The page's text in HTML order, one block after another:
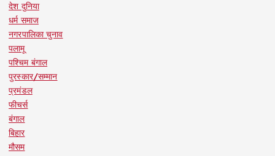
देश दुनिया
धर्म समाज
नगरपालिका चुनाव
पलामू
पश्चिम बंगाल
पुरस्कार/सम्मान
प्रमंडल
फीचर्स
बंगाल
बिहार
मौसम